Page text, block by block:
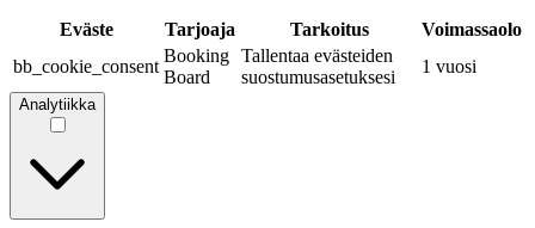
Eväste Tarjoaja Tarkoitus
Voimassaolo
bb_cookie_consent
Booking
Board
Tallentaa evästeiden
suostumusasetuksesi
1 vuosi
Analytiikka